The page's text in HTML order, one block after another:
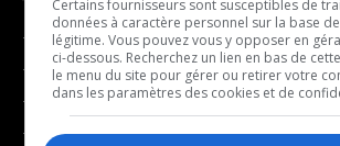
- Affaires municipales
- Communauté / Social
- Culture
- Économie
-
- Joué
Certains fournisseurs sont susceptibles de
données à caractère personnel sur la base
légitime. Vous pouvez vous y opposer en
ci-dessous. Recherchez un lien en bas de
le menu du site pour gérer ou retirer votre
dans les paramètres des cookies et de